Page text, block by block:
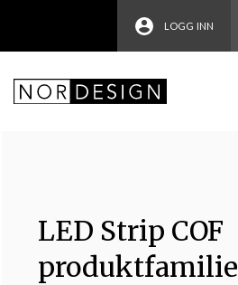
LOGG INN
LED Strip COF
produktfamilie